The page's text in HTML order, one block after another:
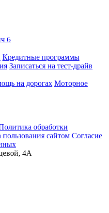
6
Кредитные программы
Записаться на тест-драйв
на дорогах Моторное
обработки
сайтом Согласие
4А